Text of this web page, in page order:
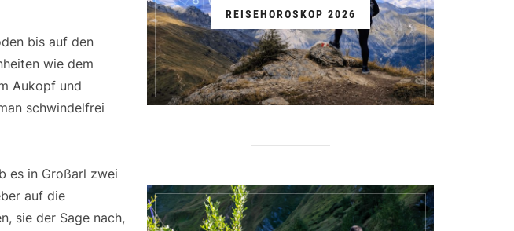
bis auf den
wie dem
Aukopf und
schwindelfrei
es in Großarl zwei
auf die
sie der Sage nach,
REISEHOROSKOP 2026